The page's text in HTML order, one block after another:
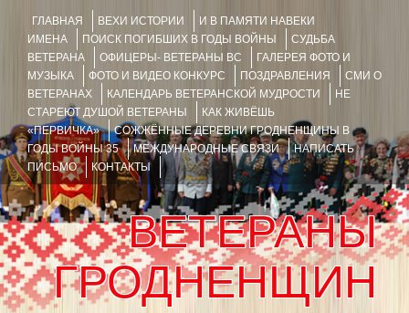
ГЛАВНАЯ ВЕХИ ИСТОРИИ
И В ПАМЯТИ НАВЕКИ
ИМЕНА
ПОИСК ПОГИБШИХ В ГОДЫ ВОЙНЫ
СУДЬБА
ВЕТЕРАНА
ОФИЦЕРЫ- ВЕТЕРАНЫ ВС
ГАЛЕРЕЯ ФОТО И
МУЗЫКА
ФОТО И ВИДЕО КОНКУРС ПОЗДРАВЛЕНИЯ
СМИ О
ВЕТЕРАНАХ
КАЛЕНДАРЬ ВЕТЕРАНСКОЙ МУДРОСТИ
НЕ
СТАРЕЮТ ДУШОЙ ВЕТЕРАНЫ
КАК ЖИВЁШЬ
«ПЕРВИЧКА»
СОЖЖЁННЫЕ ДЕРЕВНИ ГРОДНЕНЩИНЫ В
ГОДЫ ВОЙНЫ 35
МЕЖДУНАРОДНЫЕ СВЯЗИ
НАПИСАТЬ
ПИСЬМО
КОНТАКТЫ
ВЕТЕРАНЫ
ГРОДНЕНЩИН